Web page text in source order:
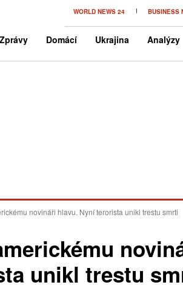
WORLD NEWS 24 BUSINESS
Zprávy Domácí Ukrajina Analýzy
novináři hlavu. Nyní terorista unikl trestu smrti
unikl trestu